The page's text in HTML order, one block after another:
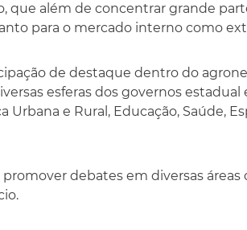
que além de concentrar grande
para o mercado interno como
de destaque dentro do
esferas dos governos estadual
e Rural, Educação, Saúde,
debates em diversas áreas